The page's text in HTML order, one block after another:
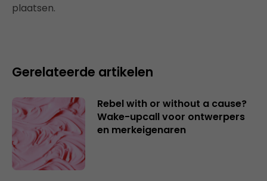
plaatsen.
Gerelateerde artikelen
Rebel with or without a cause?
Wake-upcall voor ontwerpers
en merkeigenaren